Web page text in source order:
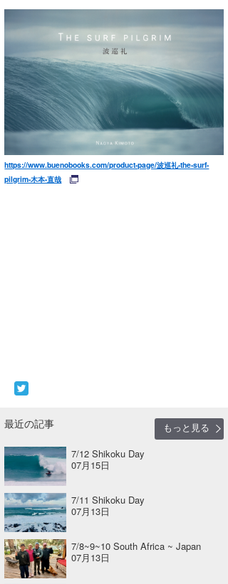
https://www.buenobooks.com/product-page/波巡礼-the-surf-
pilgrim-木本-直哉
最近の記事
もっと見る
7/12 Shikoku Day
07月15日
7/11 Shikoku Day
07月13日
7/8~9~10 South Africa ~ Japan
07月13日